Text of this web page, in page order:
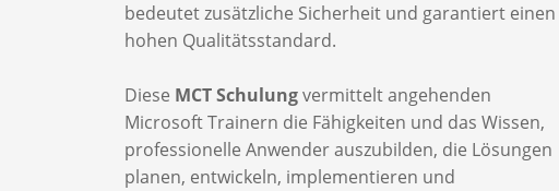
bedeutet zusätzliche Sicherheit und garantiert einen
hohen Qualitätsstandard.
Diese MCT Schulungvermittelt angehenden
Microsoft Trainern die Fähigkeiten und das Wissen,
professionelle Anwender auszubilden, die Lösungen
planen, entwickeln, implementieren und